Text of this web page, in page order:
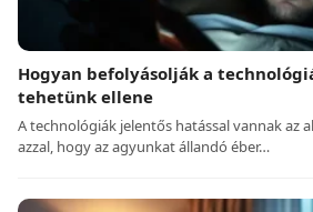
Hogyan befolyásolják a
tehetünk ellene
A technológiák jelentős hatással vannak az
azzal, hogy az agyunkat állandó éber…